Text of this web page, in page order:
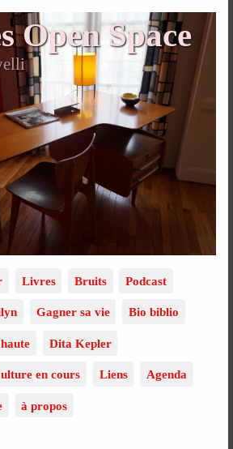
Open Space
Livres Bruits Podcast
Gagner sa vie Bio biblio
Dita Kepler
en cours Liens Agenda
à propos